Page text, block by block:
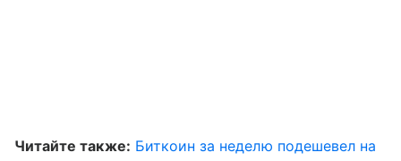
Читайте также: Биткоин за неделю подешевел на